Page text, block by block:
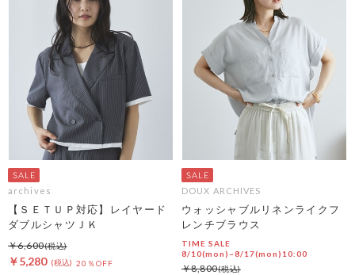
archives
【ＳＥＴＵＰ対応】レイヤード
ダブルシャツＪＫ
￥5,280 20％OFF
￥6,600
DOUX ARCHIVES
ウォッシャブルリネンライクフ
レンチブラウス
TIME SALE
8/10(mon)~8/17(mon)10:00
￥8,800